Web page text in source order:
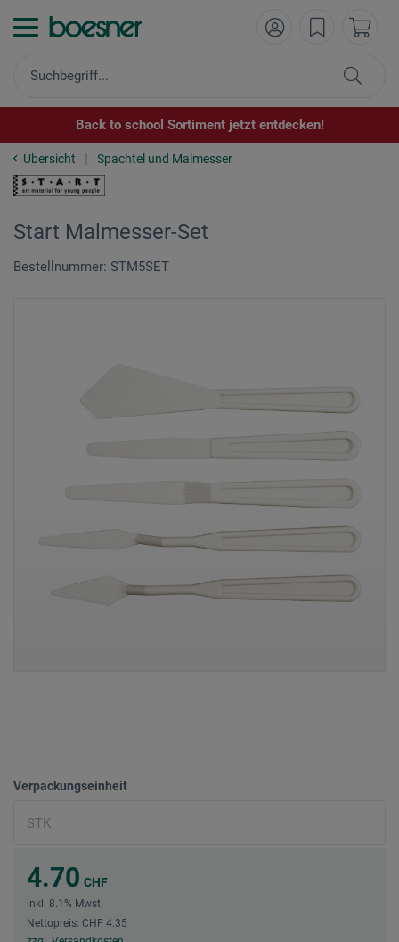
Back to school Sortiment jetzt entdecken!
Übersicht Spachtel und Malmesser
Start Malmesser-Set
Bestellnummer: STM5SET
Verpackungseinheit
4.70 CHF
inkl. 8.1% Mwst
Nettopreis: CHF 4.35